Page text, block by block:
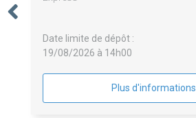
Date limite de dépôt :
19/08/2026 à 14h00
Plus d'informations